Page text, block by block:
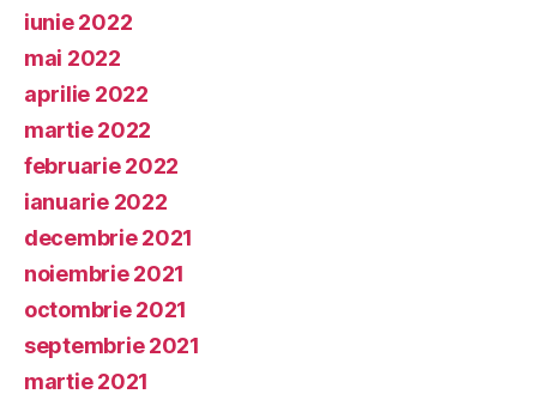
iunie 2022
mai 2022
aprilie 2022
martie 2022
februarie 2022
ianuarie 2022
decembrie 2021
noiembrie 2021
octombrie 2021
septembrie 2021
martie 2021